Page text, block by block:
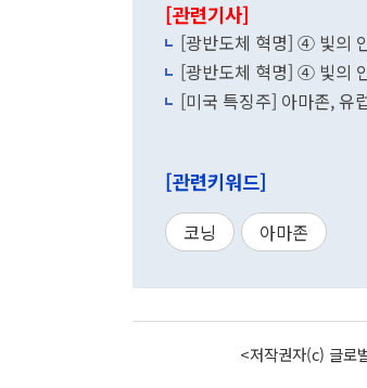
[관련기사]
[광반도체 혁명] ④ 빛의
[광반도체 혁명] ④ 빛의
[미국 특징주] 아마존, 유
[관련키워드]
코닝 아마존
<저작권자(c) 글로